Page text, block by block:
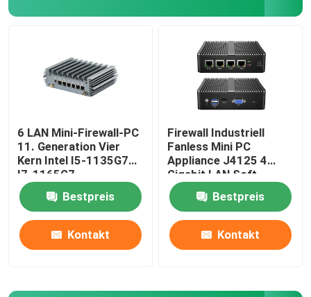
6 LAN Mini-Firewall-PC
11. Generation Vier
Kern Intel I5-1135G7
I7-1165G7
Bestpreis
Kontakt
Firewall Industriell
Fanless Mini PC
Appliance J4125 4
Gigabit LAN Soft
Router Support
PFsenseBestpreis
Kontakt